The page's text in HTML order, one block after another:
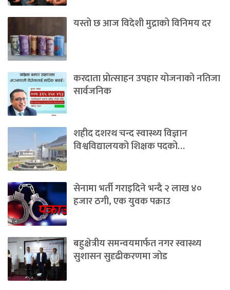
यस्तो छ आज विदेशी मुद्राको विनिमय दर
करदाता प्रोत्साहन उपहार योजनाको नतिजा
सार्वजनिक
शहीद दशरथ चन्द स्वास्थ्य विज्ञान
विश्वविद्यालयको शिक्षक पदको…
सेनामा भर्ती गराइदिने भन्दै २ लाख ४०
हजार ठगी, एक युवक पक्राउ
बहुक्षेत्रीय समन्वयमार्फत नगर स्वास्थ्य
सुशासन सुदृढीकरणमा जोड